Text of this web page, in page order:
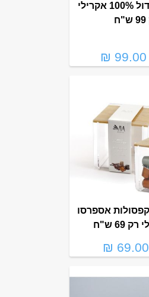
סט לאמבטיה גדול 100% אקרילי
99.00 ₪
אספרסו
69.00 ₪